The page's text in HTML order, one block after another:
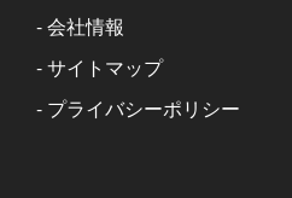
-会社情報
-サイトマップ
- プライバシーポリシー